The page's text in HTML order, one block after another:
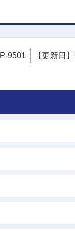
P-9501 【更新日】